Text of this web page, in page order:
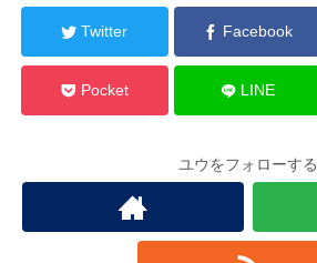
Twitter Facebook
Pocket LINE
ユウをフォローする